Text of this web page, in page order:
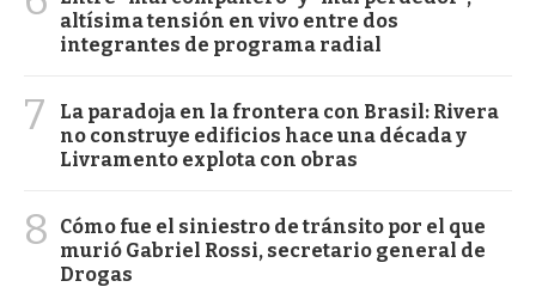
altísima tensión en vivo entre dos
integrantes de programa radial
7
La paradoja en la frontera con Brasil: Rivera
no construye edificios hace una década y
Livramento explota con obras
8
Cómo fue el siniestro de tránsito por el que
murió Gabriel Rossi, secretario general de
Drogas